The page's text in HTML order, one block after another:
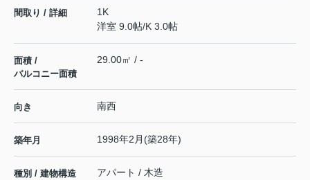
間取り / 詳細
1K
洋室 9.0帖/K 3.0帖
面積 /
バルコニー面積
29.00㎡ / -
向き 南西
築年月 1998年2月(築28年)
種別 / 建物構造 アパート / 木造